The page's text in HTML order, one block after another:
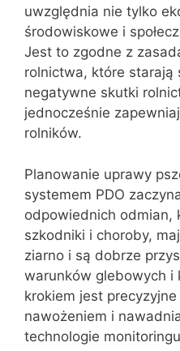
uwzględnia nie tylko
środowiskowe i
Jest to zgodne z
rolnictwa, które starają
negatywne skutki
jednocześnie
rolników.
Planowanie uprawy
systemem PDO
odpowiednich odmian,
szkodniki i choroby,
ziarno i są dobrze
warunków glebowych i
krokiem jest
nawożeniem i
technologie